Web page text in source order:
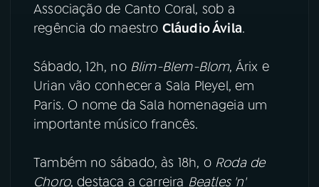
TikTok
Associação de Canto Coral, sob a
regência do maestro Cláudio Ávila.
Sábado, 12h, noBlim-Blem-Blom, Árix e
Urian vão conhecer a Sala Pleyel, em
Paris. O nome da Sala homenageia um
importante músico francês.
Também no sábado, às 18h, o Roda de
Choro, destaca a carreira Beatles 'n'